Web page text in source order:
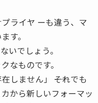
ライヤ ーも違う、マ
す。
いでしょう。
なものです。
しません」 ――それでも
から新しいフォーマッ